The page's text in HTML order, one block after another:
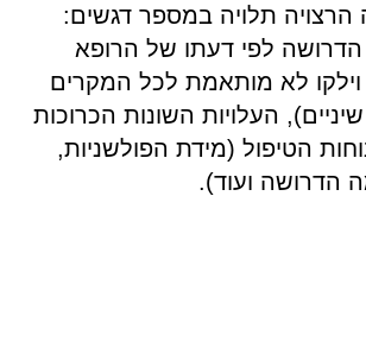
תלויה במספר דגשים:
הדרושה לפי דעתו של הרופא
לא מותאמת לכל המקרים
העלויות השונות הכרוכות
הטיפול (מידת הפולשניות,
הדרושה ועוד).